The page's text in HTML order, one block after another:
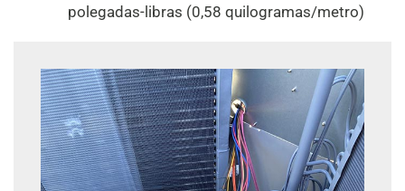
polegadas-libras (0,58 quilogramas/metro)